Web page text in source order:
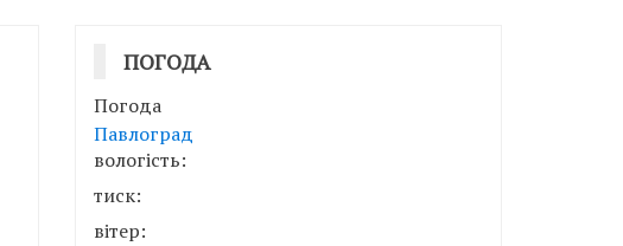
ПОГОДА
Погода
Павлоград
вологість:
тиск:
вітер: